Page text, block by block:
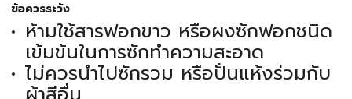
ข้อควรระวัง
ห้ามใช้สารฟอกขาว หรือผงซักฟอกชนิด
เข้มข้นในการซักทำความสะอาด
ไม่ควรนำไปซักรวม หรือปั่นแห้งร่วมกับ